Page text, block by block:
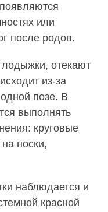
или
после родов.
отекают
из-за
позе. В
выполнять
круговые
носки,
наблюдается и
красной